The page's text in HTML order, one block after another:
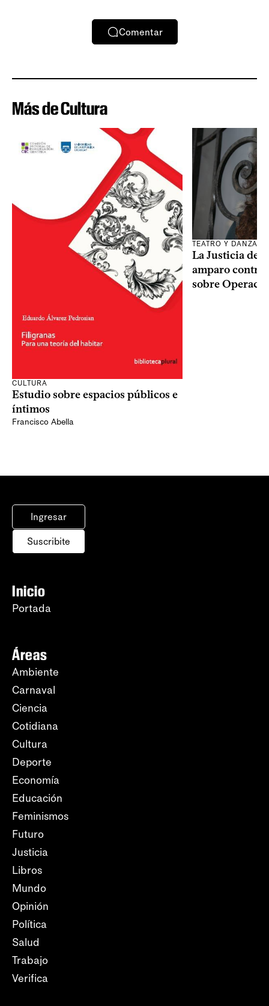
Comentar
Más de Cultura
CULTURA
Estudio sobre espacios públicos e
íntimos
Francisco Abella
TEATRO Y DANZA
La Justicia
amparo contra
sobre
Ingresar
Suscribite
Inicio
Portada
Áreas
Ambiente
Carnaval
Ciencia
Cotidiana
Cultura
Deporte
Economía
Educación
Feminismos
Futuro
Justicia
Libros
Mundo
Opinión
Política
Salud
Trabajo
Verifica